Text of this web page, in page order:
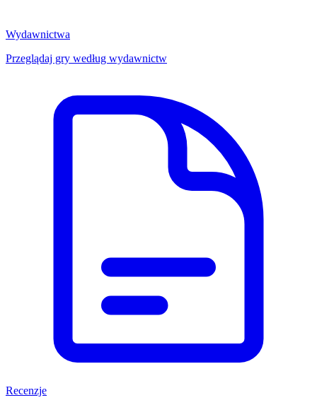
Wydawnictwa
Przeglądaj gry według wydawnictw
Recenzje